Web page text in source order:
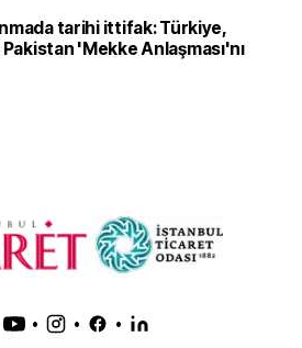
tarihi ittifak: Türkiye,
'Mekke Anlaşması'nı
• • •